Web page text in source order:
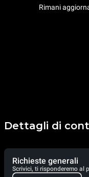
Rimani
Dettagli di
Richieste generali
Scrivici, ti risponderemo al